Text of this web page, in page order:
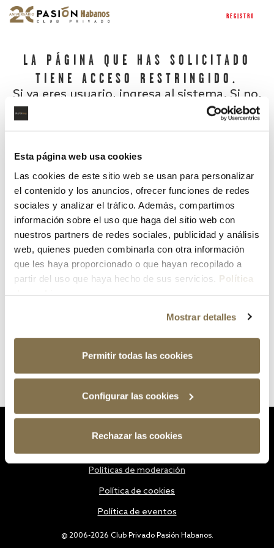
Esta página web usa cookies
Las cookies de este sitio web se usan para personalizar
el contenido y los anuncios, ofrecer funciones de redes
sociales y analizar el tráfico. Además, compartimos
información sobre el uso que haga del sitio web con
nuestros partners de redes sociales, publicidad y análisis
web, quienes pueden combinarla con otra información
que les haya proporcionado o que hayan recopilado a
partir del uso que haya hecho de sus servicios. Política
Mostrar detalles
Permitir todas las cookies
Configurar las cookies
Rechazar las cookies
REGISTRO
LA PÁGINA QUE HAS SOLICITADO
TIENE ACCESO RESTRINGIDO.
Si ya eres usuario, ingresa al sistema. Si no,
¿Has olvidado tu contraseña?
@ 2006-2026 Club Privado Pasión Habanos.
Políticas de moderación
Política de cookies
Política de eventos